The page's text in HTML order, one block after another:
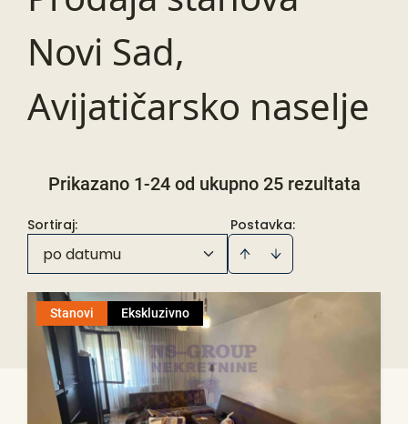
Novi Sad,
Avijatičarsko naselje
Prikazano 1-24 od ukupno 25 rezultata
Postavka:
Sortiraj:
po datumu
Stanovi Ekskluzivno